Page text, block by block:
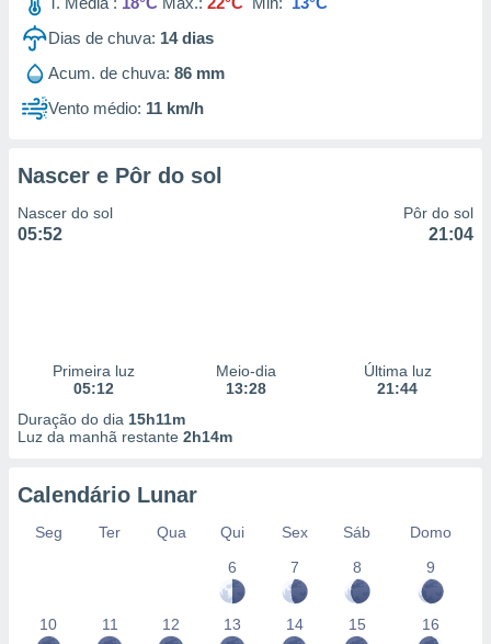
Dias de chuva: 14dias
Acum. de chuva: 86 mm
Vento médio: 11 km/h
Nascer e Pôr do sol
Nascer do sol
05:52
Pôr do sol
21:04
Primeira luz
05:12
Meio-dia
13:28
Última luz
21:44
Duração do dia 15h11m
Luz da manhã restante 2h14m
Calendário Lunar
Seg Ter Qua Qui Sex Sáb
Domo
6
7 8 9
10 11 12 13 14 15 16